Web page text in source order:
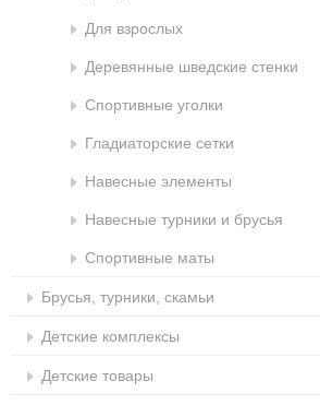
Для взрослых
Деревянные шведские стенки
Спортивные уголки
Гладиаторские сетки
Навесные элементы
Навесные турники и брусья
Спортивные маты
Брусья, турники, скамьи
Детские комплексы
Детские товары